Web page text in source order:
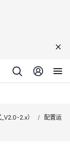
2.x） /
配置运